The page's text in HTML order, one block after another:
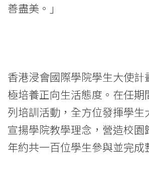
善盡美。」
香港浸會國際學院學生大使計
極培養正向生活態度。在任期
列培訓活動，全方位發揮學生
宣揚學院教學理念，營造校園
年約共一百位學生參與並完成